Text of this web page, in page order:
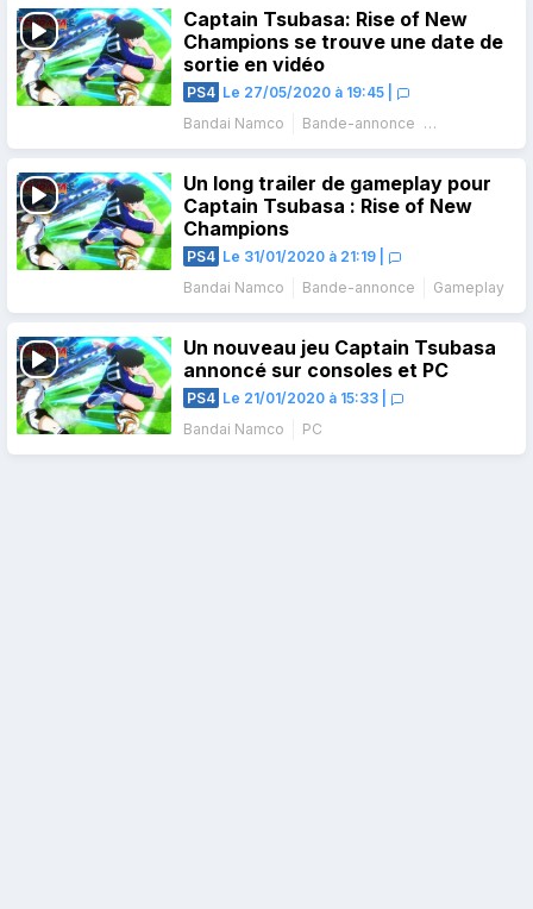
Captain Tsubasa: Rise of New
Champions se trouve une date de
sortie en vidéo
PS4 Le 27/05/2020 à 19:45
Bandai Namco
Bande-annonce
Date de sortie
Un long trailer de gameplay pour
Captain Tsubasa : Rise of New
Champions
PS4 Le 31/01/2020 à 21:19
Bandai Namco
Bande-annonce Gameplay
Un nouveau jeu Captain Tsubasa
annoncé sur consoles et PC
PS4 Le 21/01/2020 à 15:33
Bandai Namco
PC